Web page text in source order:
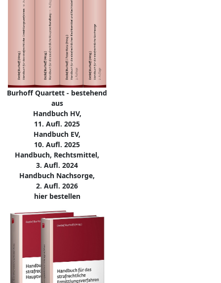
Burhoff Quartett - bestehend
aus
Handbuch HV,
11. Aufl. 2025
Handbuch EV,
10. Aufl. 2025
Handbuch, Rechtsmittel,
3. Aufl. 2024
Handbuch Nachsorge,
2. Aufl. 2026
hier bestellen